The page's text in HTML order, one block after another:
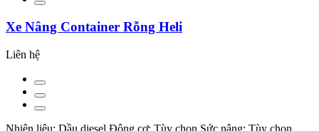
Xe Nâng Container Rỗng Heli
Liên hệ
Nhiên liệu: Dầu diesel Động cơ: Tùy chọn Sức nâng: Tùy chọn